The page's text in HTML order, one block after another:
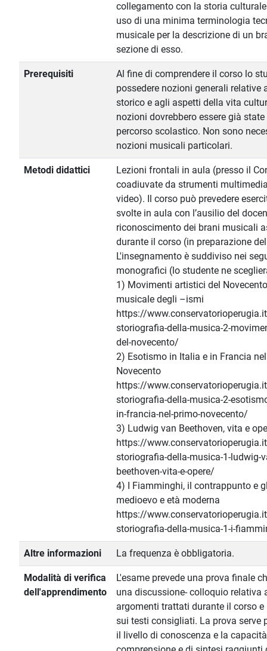
collegamento con la storia
uso di una minima terminologia
musicale per la descrizione di un
sezione di esso.
Prerequisiti
Al fine di comprendere il corso lo
possedere nozioni generali relative
storico e agli aspetti della vita
nozioni dovrebbero essere già
percorso scolastico. Non sono
nozioni musicali particolari.
Metodi didattici
Lezioni frontali in aula (presso il
coadiuvate da strumenti
video). Il corso può prevedere
svolte in aula con l’ausilio del
riconoscimento dei brani musicali
durante il corso (in preparazione
L'insegnamento è suddiviso nei
monografici (lo studente ne
1) Movimenti artistici del
musicale degli –ismi
https://
storiografia-della-musica-2-
del-novecento/
2) Esotismo in Italia e in Francia
Novecento
https://
storiografia-della-musica-2-
in-francia-nel-primo-novecento/
3) Ludwig van Beethoven, vita e
https://
storiografia-della-musica-1-ludwig-
beethoven-vita-e-opere/
4) I Fiamminghi, il contrappunto e
medioevo e età moderna
https://
storiografia-della-musica-1-i-
Altre informazioni La frequenza è obbligatoria.
Modalità di verifica
dell'apprendimento
L'esame prevede una prova finale
una discussione- colloquio relativa
argomenti trattati durante il corso
sui testi consigliati. La prova serve
il livello di conoscenza e la